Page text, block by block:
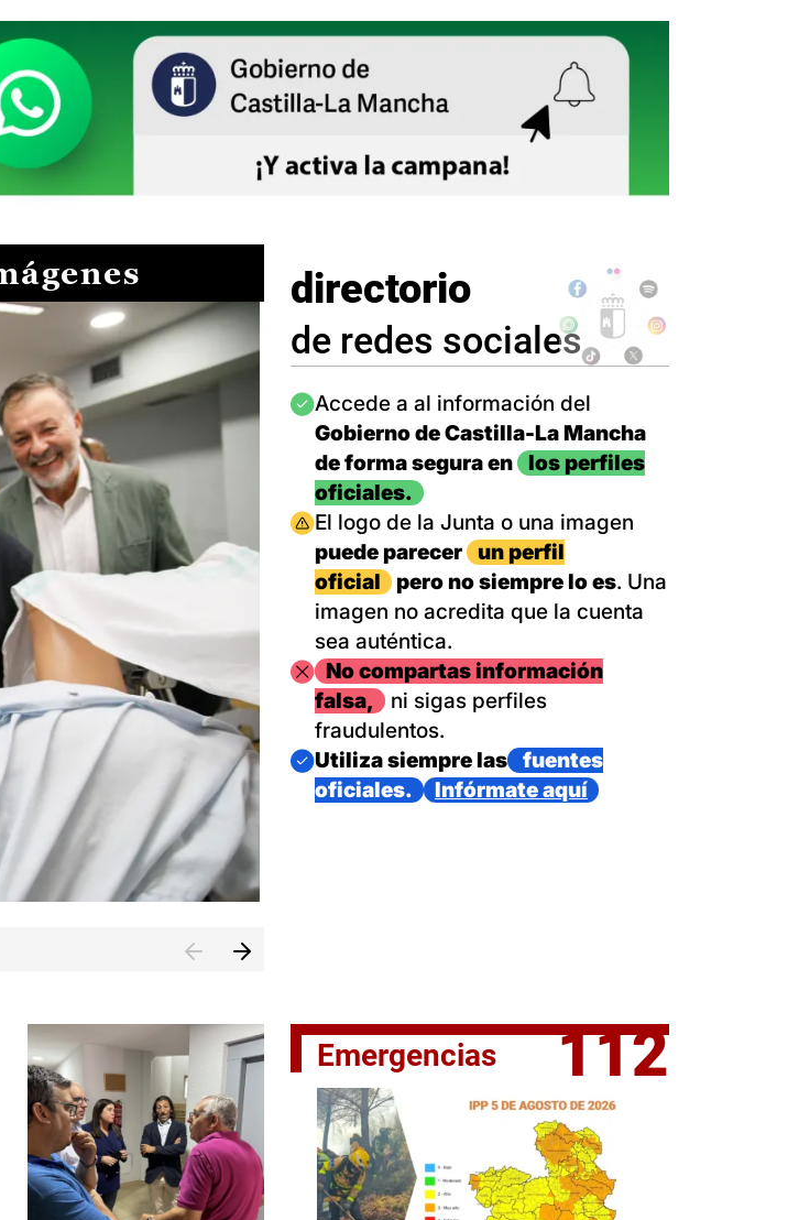
El jefe del Ejecutivo castellanomanchego, Emiliano García-
directorio
de redes sociales
Imagen
Accede a al información del
Gobierno de Castilla-La Mancha
de forma segura en
los perfiles
oficiales.
Imagen
El logo de la Junta o una imagen
puede parecer
un perfil
oficial
pero no siempre lo es. Una
imagen no acredita que la cuenta
sea auténtica.
ImagenNo compartas información
falsa,
ni sigas perfiles
fraudulentos.
Imagen
Utiliza siempre las
fuentes
oficiales.
Infórmate aquí
Emergencias 112